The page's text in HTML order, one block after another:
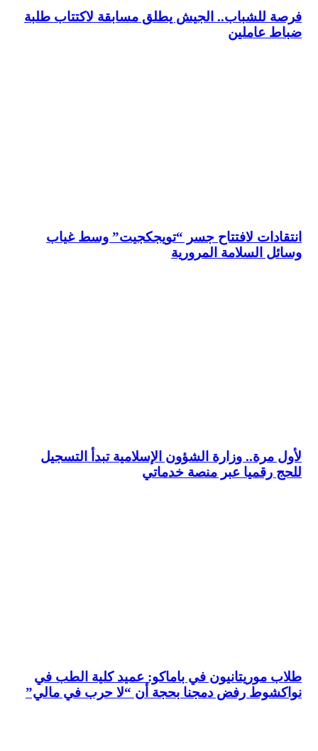
فرصة للشباب.. الجيش يطلق مسابقة لاكتتاب طلبة
ضباط عاملين
انتقادات لافتتاح جسر “تويجكجيت” وسط غياب
وسائل السلامة المرورية
لأول مرة.. وزارة الشؤون الإسلامية تبدأ التسجيل
للحج رقميا عبر منصة خدماتي
طلاب موريتانيون في باماكو: عميد كلية الطب في
نواكشوط رفض دمجنا بحجة أن “لا حرب في مالي”